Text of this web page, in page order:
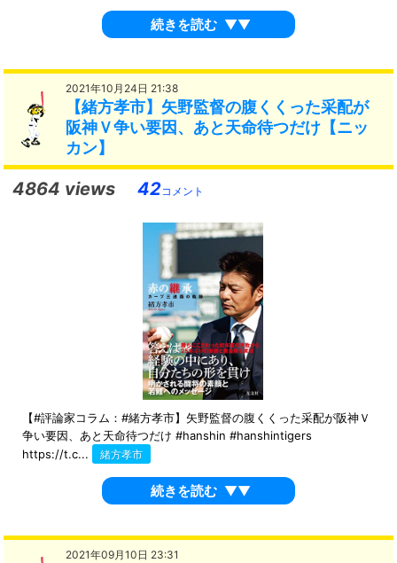
続きを読む ▼▼
2021年10月24日 21:38
【緒方孝市】矢野監督の腹くくった采配が
阪神Ｖ争い要因、あと天命待つだけ【ニッ
カン】
4864 views 42コメント
【#評論家コラム：#緒方孝市】矢野監督の腹くくった采配が阪神Ｖ
争い要因、あと天命待つだけ #hanshin #hanshintigers
https://t.c...
緒方孝市
続きを読む ▼▼
2021年09月10日 23:31